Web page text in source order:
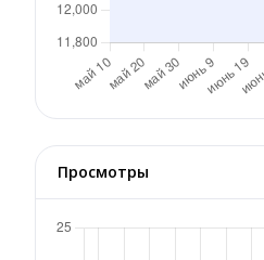
Просмотры